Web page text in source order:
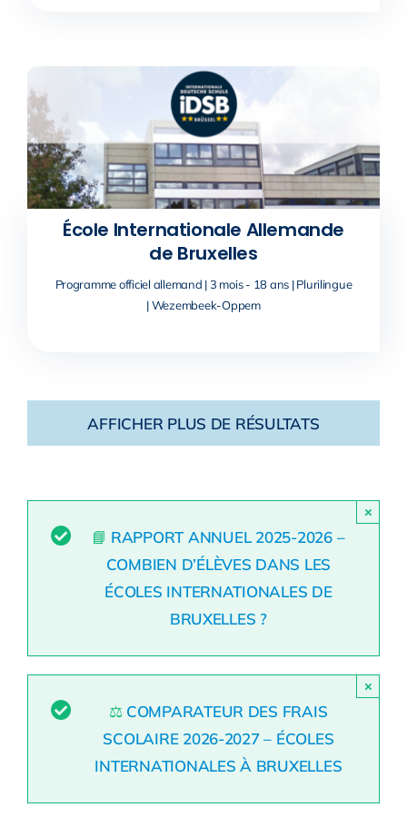
École Internationale Allemande
de Bruxelles
Programme officiel allemand | 3 mois - 18 ans | Plurilingue
| Wezembeek-Oppem
AFFICHER PLUS DE RÉSULTATS
📘 RAPPORT ANNUEL 2025-2026 –
COMBIEN D’ÉLÈVES DANS LES
ÉCOLES INTERNATIONALES DE
BRUXELLES ?
×
⚖️ COMPARATEUR DES FRAIS
SCOLAIRE 2026-2027 – ÉCOLES
INTERNATIONALES À BRUXELLES
×